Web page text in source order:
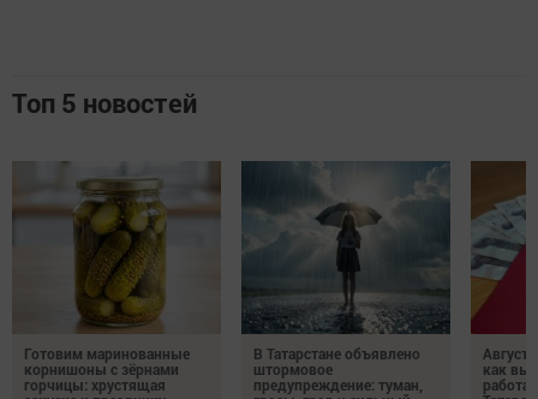
Топ 5 новостей
Готовим маринованные
корнишоны с зёрнами
горчицы: хрустящая
В Татарстане объявлено
штормовое
предупреждение: туман,
как